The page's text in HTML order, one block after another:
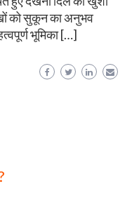
को सुकून का अनुभव
भूमिका […]